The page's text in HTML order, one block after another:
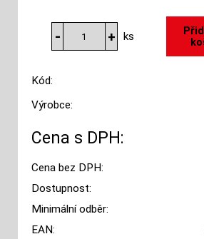
ks
Kód:
Výrobce:
Cena s DPH:
Cena bez DPH:
Dostupnost:
Minimální odběr:
EAN: